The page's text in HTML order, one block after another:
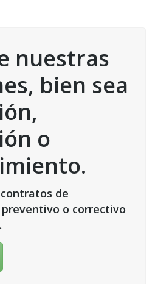
nuestras
bien sea
o
de
o correctivo